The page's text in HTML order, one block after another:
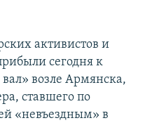
активистов и
сегодня к
возле Армянска,
ставшего по
«невъездным» в